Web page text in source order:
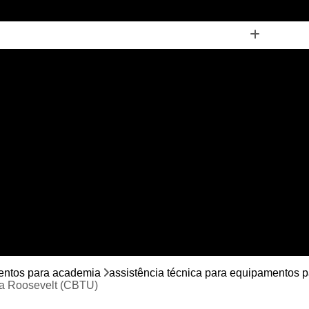
Ergométrica Movement Horizontal
Bicicleta Horizontal
Movement Airbike
para academia
assistência técnica para equipamentos
Roosevelt (CBTU)